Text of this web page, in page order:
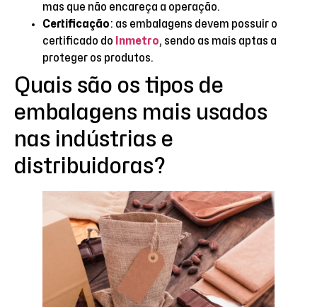
mas que não encareça a operação.
Certificação: as embalagens devem possuir o
certificado do
Inmetro, sendo as mais aptas a
proteger os produtos.
Quais são os tipos de
embalagens mais usados
nas indústrias e
distribuidoras?